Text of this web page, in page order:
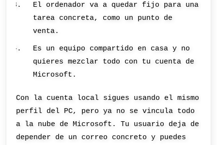
El ordenador va a quedar fijo para una
tarea concreta, como un punto de
venta.
Es un equipo compartido en casa y no
quieres mezclar todo con tu cuenta de
Microsoft.
Con la cuenta local sigues usando el mismo
perfil del PC, pero ya no se vincula todo
a la nube de Microsoft. Tu usuario deja de
depender de un correo concreto y puedes